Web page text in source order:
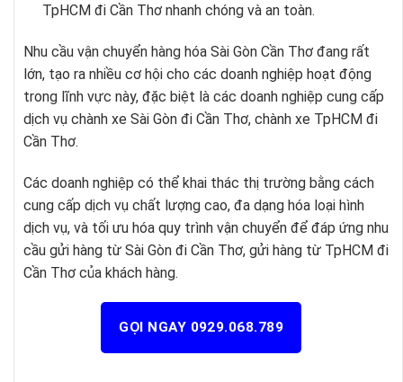
TpHCM đi Cần Thơ nhanh chóng và an toàn.
Nhu cầu vận chuyển hàng hóa Sài Gòn Cần Thơ đang rất
lớn, tạo ra nhiều cơ hội cho các doanh nghiệp hoạt động
trong lĩnh vực này, đặc biệt là các doanh nghiệp cung cấp
dịch vụ chành xe Sài Gòn đi Cần Thơ, chành xe TpHCM đi
Cần Thơ.
Các doanh nghiệp có thể khai thác thị trường bằng cách
cung cấp dịch vụ chất lượng cao, đa dạng hóa loại hình
dịch vụ, và tối ưu hóa quy trình vận chuyển để đáp ứng nhu
cầu gửi hàng từ Sài Gòn đi Cần Thơ, gửi hàng từ TpHCM đi
Cần Thơ của khách hàng.
GỌI NGAY 0929.068.789